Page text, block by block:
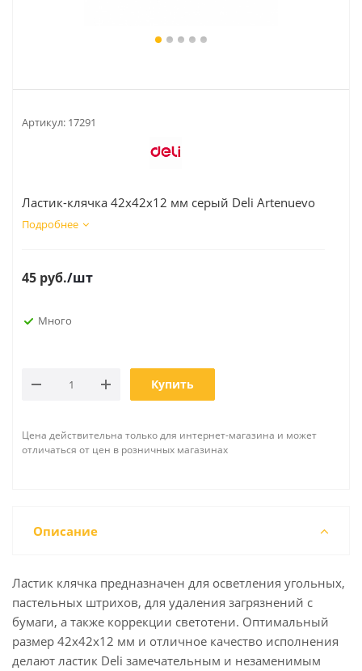
Артикул: 17291
Ластик-клячка 42x42x12 мм серый Deli Artenuevo
Подробнее
45 руб./шт
Много
Купить
Цена действительна только для интернет-магазина и может
отличаться от цен в розничных магазинах
Описание
Ластик клячка предназначен для осветления угольных,
пастельных штрихов, для удаления загрязнений с
бумаги, а также коррекции светотени. Оптимальный
размер 42x42x12 мм и отличное качество исполнения
делают ластик Deli замечательным и незаменимым